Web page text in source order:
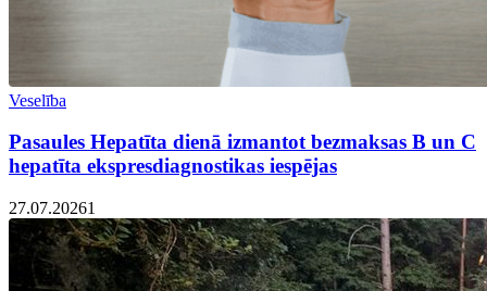
Veselība
Pasaules Hepatīta dienā izmantot bezmaksas B un C
hepatīta ekspresdiagnostikas iespējas
27.07.20261